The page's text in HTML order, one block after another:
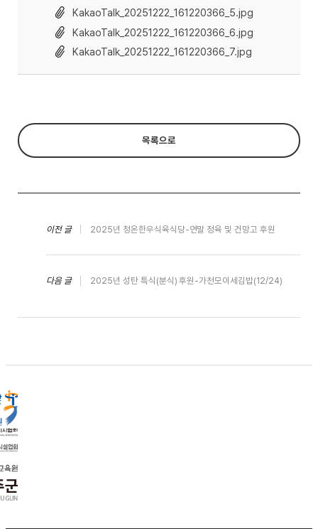
KakaoTalk_20251222_161220366_5.jpg
KakaoTalk_20251222_161220366_6.jpg
KakaoTalk_20251222_161220366_7.jpg
목록으로
이전 글 2025년 청온한우식육식당-연말 정육 및 건망고 후원
다음 글 2025년 성탄 특식(분식) 후원-가천모이세김밥(12/24)